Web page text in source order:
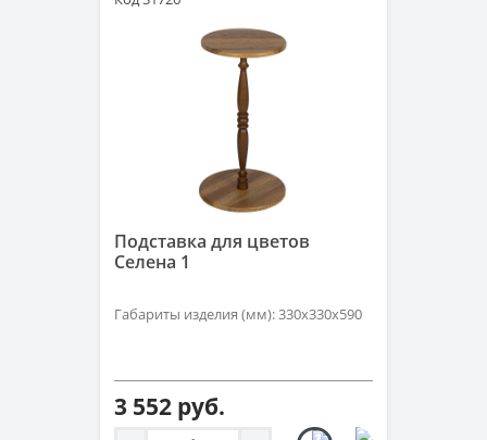
Подставка для цветов
Селена 1
Габариты изделия (мм): 330х330х590
3 552 руб.